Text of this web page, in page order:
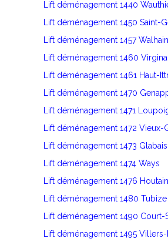
Lift déménagement 1440
Lift déménagement 1450 Saint-
Lift déménagement 1457
Lift déménagement 1460
Lift déménagement 1461 Haut-
Lift déménagement 1470
Lift déménagement 1471
Lift déménagement 1472 Vieux-
Lift déménagement 1473 Glabais
Lift déménagement 1474 Ways
Lift déménagement 1476
Lift déménagement 1480 Tubize
Lift déménagement 1490 Court-
Lift déménagement 1495